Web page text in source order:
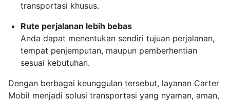
transportasi khusus.
Rute perjalanan lebih bebas
Anda dapat menentukan sendiri tujuan perjalanan,
tempat penjemputan, maupun pemberhentian
sesuai kebutuhan.
Dengan berbagai keunggulan tersebut, layanan Carter
Mobil menjadi solusi transportasi yang nyaman, aman,